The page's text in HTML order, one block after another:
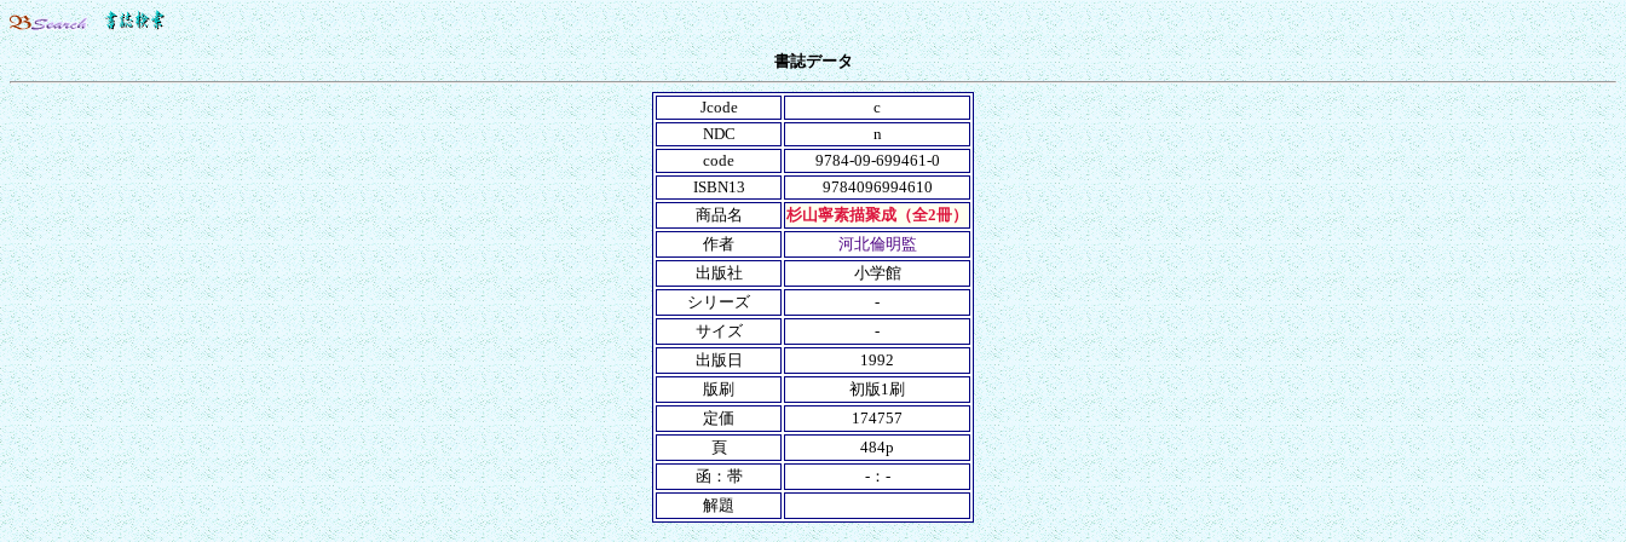
書誌データ
Jcode
c
NDC
n
code
9784-09-699461-0
ISBN13
9784096994610
商品名
杉山寧素描聚成（全2冊）
作者
河北倫明監
出版社
小学館
シリーズ
-
サイズ
-
出版日
1992
版刷
初版1刷
定価
174757
頁
484p
函：帯
-：-
解題